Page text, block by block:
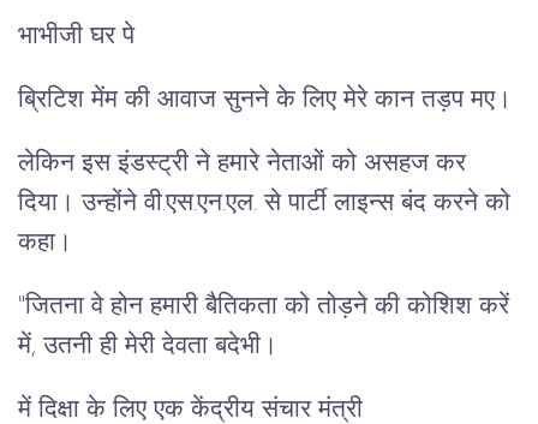
भाभीजी घर पे
ब्रिटिश मेंम की आवाज सुनने के लिए मेरे कान तड़प मए।
लेकिन इस इंडस्ट्री ने हमारे नेताओं को असहज कर
दिया। उन्होंने वी.एस.एन.एल. से पार्टी लाइन्स बंद करने को
कहा।
"जितना वे होन हमारी बैतिकता को तोड़ने की कोशिश करें
में, उतनी ही मेरी देवता बदेभी।
में दिक्षा के लिए एक केंद्रीय संचार मंत्री